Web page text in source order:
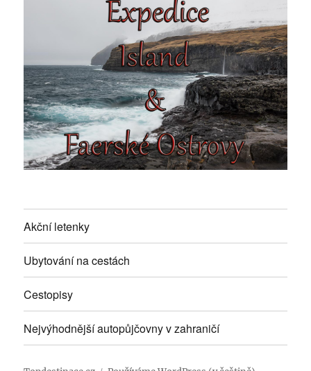
Akční letenky
Ubytování na cestách
Cestopisy
Nejvýhodnější autopůjčovny v zahraničí